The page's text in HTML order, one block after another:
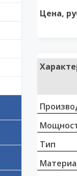
Цена,
Тип